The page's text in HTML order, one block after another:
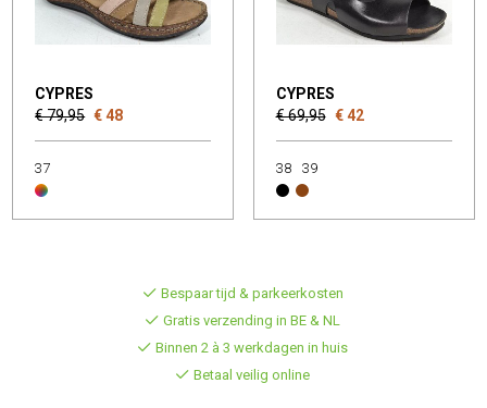
CYPRES
€ 79,95 € 48
37
CYPRES
€ 69,95 € 42
38 39
Bespaar tijd & parkeerkosten
Gratis verzending in BE & NL
Binnen 2 à 3 werkdagen in huis
Betaal veilig online